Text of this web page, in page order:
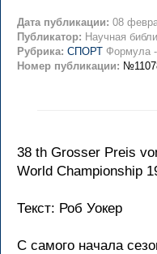
Дата публикации: 08
Публикатор: Научная
Рубрика: СПОРТ Формула
Номер публикации:
38 th Grosser Preis
World Championship
Текст: Роб Уокер
С самого начала